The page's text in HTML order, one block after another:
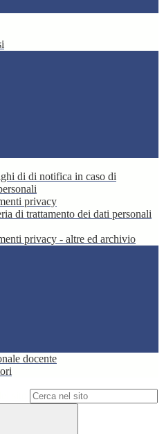
di di notifica in caso di
privacy
di trattamento dei dati personali
privacy - altre ed archivio
docente